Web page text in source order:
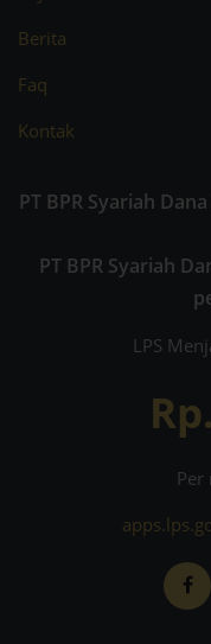
Berita
Faq
Kontak
PT BPR Syariah
PT BPR Syariah
LPS
Per